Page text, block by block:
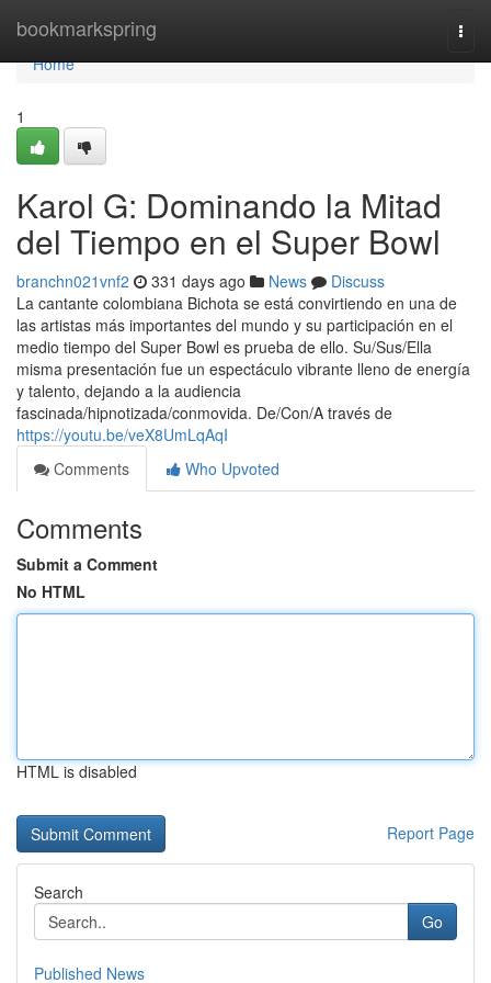
bookmarkspring
Home
Home
1
Karol G: Dominando la Mitad
del Tiempo en el Super Bowl
branchn021vnf2 331 days ago News
Discuss
La cantante colombiana Bichota se está convirtiendo en una de
las artistas más importantes del mundo y su participación en el
medio tiempo del Super Bowl es prueba de ello. Su/Sus/Ella
misma presentación fue un espectáculo vibrante lleno de energía
y talento, dejando a la audiencia
fascinada/hipnotizada/conmovida. De/Con/A través de
https://youtu.be/veX8UmLqAqI
Comments
Who Upvoted
Comments
Submit a Comment
No HTML
HTML is disabled
Report Page
Search
Go
Published News